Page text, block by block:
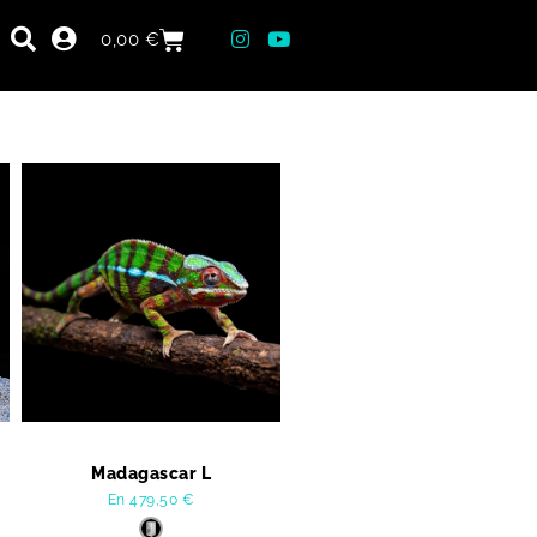
0,00 €
Madagascar L
En479,50 €